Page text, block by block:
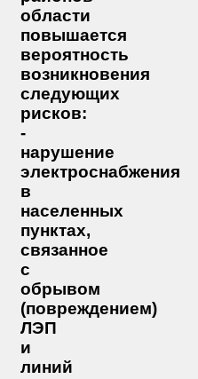
области
повышается
вероятность
возникновения
следующих
рисков:
-
нарушение
электроснабжения
в
населенных
пунктах,
связанное
с
обрывом
(повреждением)
ЛЭП
и
линий